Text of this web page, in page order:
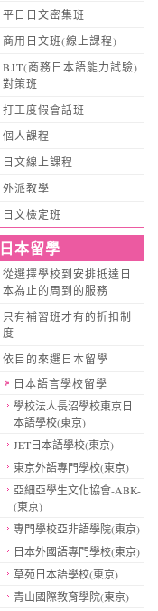
平日日文密集班
商用日文班(線上課程)
BJT(商務日本語能力試驗)
對策班
打工度假會話班
個人課程
日文線上課程
外派教學
日文檢定班
日本留學
從選擇學校到安排抵達日
本為止的周到的服務
只有補習班才有的折扣制
度
依目的來選日本留學
日本語言學校留學
學校法人長沼學校東京日
本語學校(東京)
JET日本語學校(東京)
東京外語專門學校(東京)
亞細亞學生文化協會-ABK-
(東京)
專門學校亞非語學院(東京)
日本外國語專門學校(東京)
草苑日本語學校(東京)
青山國際教育學院(東京)